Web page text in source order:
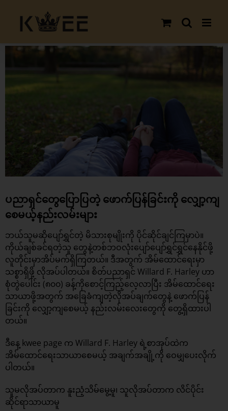
content
View
ပညာရှင်တွေပြောပြတဲ့ ဖောက်ပြန်ခြင်းကို လျှော့ကျ
စေမယ့်နည်းလမ်းများ
ဘယ်သူမဆိုပျော်ရွှင်တဲ့ မိသားစုမျိုးကို ပိုင်ဆိုင်ချင်ကြမှာပဲ။
ကိုယ်ချစ်ခင်ရတဲ့သူ တွေနဲ့တစ်ဘဝလုံးပျော်ပျော်ရွှင်ရွှင်နေနိုင်ဖို့
လူတိုင်းမှာအိပ်မက်ရှိကြတယ်။ ဒီအတွက် အိမ်ထောင်ရေးမှာ
သစ္စာရှိဖို့ လိုအပ်ပါတယ်။ စိတ်ပညာရှင် Willard F. Harley ဟာ
စုံတွဲပေါင်း (၈၀၀) ခန့်ကိုစောင့်ကြည့်လေ့လာပြီး အိမ်ထောင်ရေး
သာယာဖို့အတွက် အခြေခံကျတဲ့လိုအပ်ချက်တွေနဲ့ ဖောက်ပြန်
ခြင်းကို လျှော့ကျစေမယ့် နည်းလမ်းလေးတွေကို တွေ့ရှိထားပါ
တယ်။
ဒီနေ့ kwee page က Willard F. Harley ရဲ့စာအုပ်ထဲက
အိမ်ထောင်ရေးသာယာစေမယ့် အချက်အချို့ကို ဝေမျှပေးလိုက်
ပါတယ်။
သူမလိုအပ်တာက နူးညံ့သိမ်မွေ့မူ၊ သူလိုအပ်တာက လိင်ပိုင်း
ဆိုင်ရာသာယာမူ